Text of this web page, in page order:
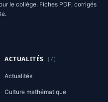
le collège. Fiches PDF, corrigés
ACTUALITÉS (7)
Actualités
Culture mathématique